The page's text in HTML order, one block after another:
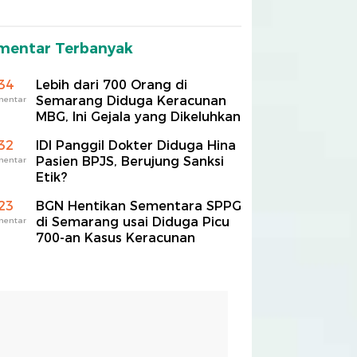
Terbanyak
Lebih dari 700 Orang di
Semarang Diduga Keracunan
MBG, Ini Gejala yang Dikeluhkan
IDI Panggil Dokter Diduga Hina
Pasien BPJS, Berujung Sanksi
Etik?
BGN Hentikan Sementara SPPG
di Semarang usai Diduga Picu
700-an Kasus Keracunan